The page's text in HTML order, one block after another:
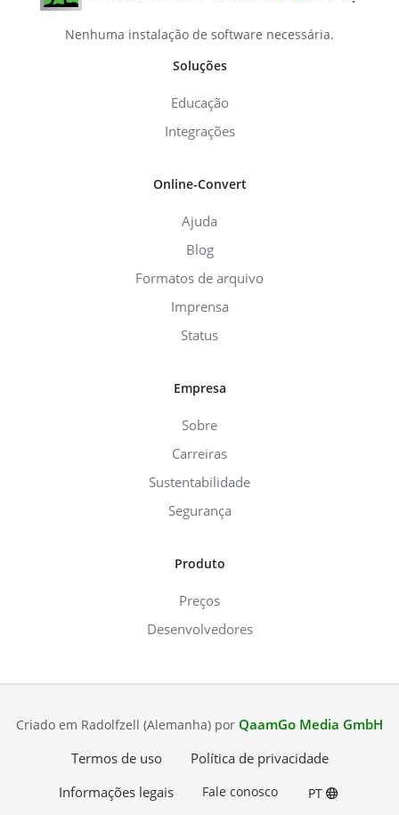
Nenhuma instalação de software necessária.
Soluções
Educação
Integrações
Online-Convert
Ajuda
Blog
Formatos de arquivo
Imprensa
Status
Empresa
Sobre
Carreiras
Sustentabilidade
Segurança
Produto
Preços
Desenvolvedores
Criado em Radolfzell (Alemanha) por QaamGo Media GmbH
Termos de uso
Política de privacidade
Informações legais
Fale conosco PT